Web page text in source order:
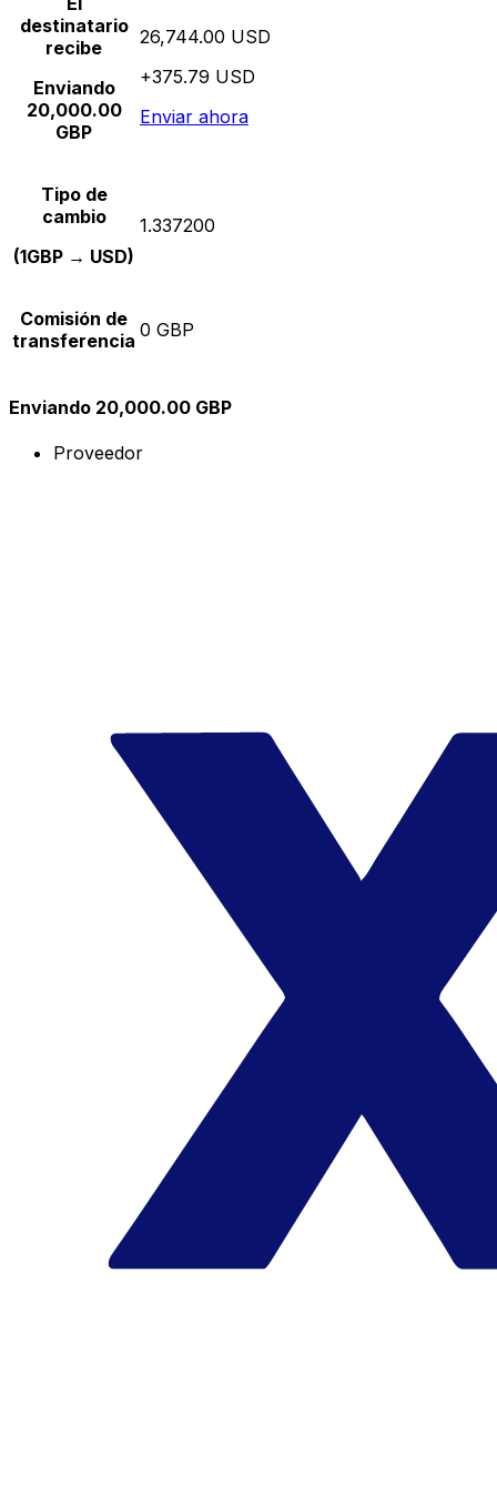
destinatario
recibe
Enviando
20,000.00
GBP
26,744.00 USD
+375.79 USD
Enviar ahora
Tipo de
cambio
(1GBP → USD)
1.337200
Comisión de
transferencia 0 GBP
Enviando 20,000.00 GBP
Proveedor